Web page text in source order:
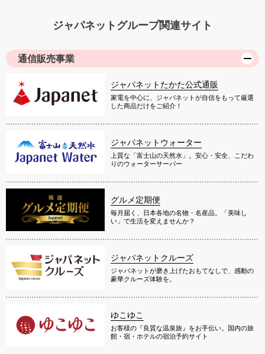
ジャパネットグループ関連サイト
通信販売事業
ジャパネットたかた公式通販
家電を中心に、ジャパネットが自信をもって厳選
した商品だけをご紹介！
ジャパネットウォーター
上質な「富士山の天然水」。安心・安全、こだわ
りのウォーターサーバー
グルメ定期便
毎月届く、日本各地の名物・名産品。「美味し
い」で生活を変えませんか？
ジャパネットクルーズ
ジャパネットが磨き上げたおもてなしで、感動の
豪華クルーズ体験を。
ゆこゆこ
お客様の『良質な温泉旅』をお手伝い。国内の旅
館・宿・ホテルの宿泊予約サイト